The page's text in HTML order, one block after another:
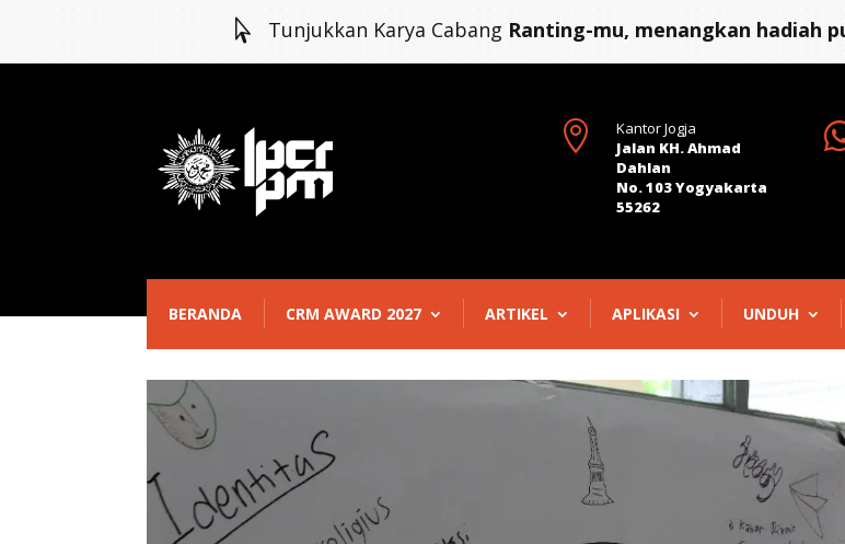
 Tunjukkan Karya Cabang Ranting-mu, menangkan hadiah

Kantor Jogja
Jalan KH. Ahmad
Dahlan
No. 103 Yogyakarta
55262
BERANDA CRM AWARD 2027 ARTIKEL APLIKASI UNDUH